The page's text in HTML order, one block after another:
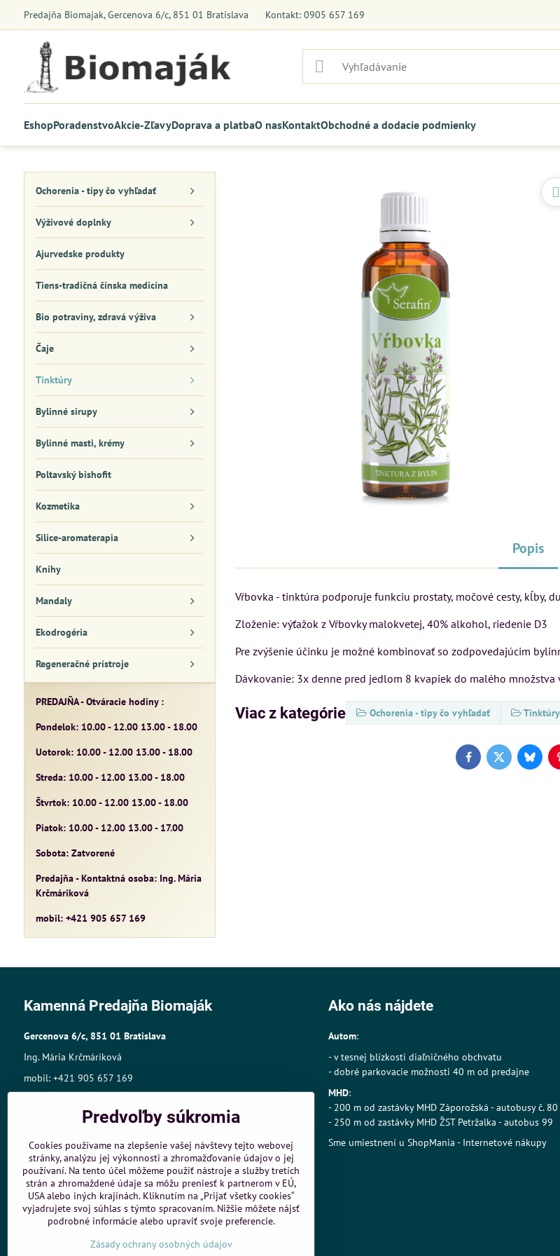
Predajňa Biomajak, Gercenova 6/c, 851 01 Bratislava Kontakt: 0905 657 169
EshopPoradenstvoAkcie-ZľavyDoprava a platbaO nasKontaktObchodné a dodacie podmienky
Popis
Vŕbovka - tinktúra podporuje funkciu prostaty, močové cesty, kĺby,
Zloženie: výťažok z Vŕbovky malokvetej, 40% alkohol, riedenie D3
Pre zvýšenie účinku je možné kombinovať so zodpovedajúcim
Dávkovanie: 3x denne pred jedlom 8 kvapiek do malého množstva
Viac z kategórie Ochorenia - tipy čo vyhľadať Tinktúry
FacebookTwitter
Ochorenia - tipy čo vyhľadať
Výživové doplnky
Ajurvedske produkty
Tiens-tradičná čínska medicína
Bio potraviny, zdravá výživa
Čaje
Tinktúry
Bylinné sirupy
Bylinné masti, krémy
Poltavský bishofit
Kozmetika
Silice-aromaterapia
Knihy
Mandaly
Ekodrogéria
Regeneračné prístroje
PREDAJŇA - Otváracie hodiny :
Pondelok: 10.00 - 12.00 13.00 - 18.00
Uotorok: 10.00 - 12.00 13.00 - 18.00
Streda: 10.00 - 12.00 13.00 - 18.00
Štvrtok: 10.00 - 12.00 13.00 - 18.00
Piatok: 10.00 - 12.00 13.00 - 17.00
Sobota: Zatvorené
Predajňa - Kontaktná osoba: Ing. Mária
Krčmáriková
mobil: +421 905 657 169
Kamenná Predajňa Biomaják
Gercenova 6/c, 851 01 Bratislava
Ing. Mária Krčmáriková
mobil: +421 905 657 169
Sídlo: A.Gwerkovej 19, 851 04 Bratislava
IČO: 33768609,
IČ DPH:SK1025421980
Živnost.register č.:105-10848
Objednávky
Stav objednávky
Ako nás nájdete
Autom:
- v tesnej blízkosti diaľničného obchvatu
- dobré parkovacie možnosti 40 m od predajne
MHD:
- 200 m od zastávky MHD Záporožská - autobusy č.
- 250 m od zastávky MHD ŽST Petržalka - autobus 99
Sme umiestnení u ShopMania - Internetové nákupy
Predvoľby súkromia
Cookies používame na zlepšenie vašej návštevy tejto webovej
stránky, analýzu jej výkonnosti a zhromažďovanie údajov o jej
používaní. Na tento účel môžeme použiť nástroje a služby tretích
strán a zhromaždené údaje sa môžu preniesť k partnerom v EÚ,
USA alebo iných krajinách. Kliknutím na „Prijať všetky cookies“
vyjadrujete svoj súhlas s týmto spracovaním. Nižšie môžete nájsť
podrobné informácie alebo upraviť svoje preferencie.
Zásady ochrany osobných údajov